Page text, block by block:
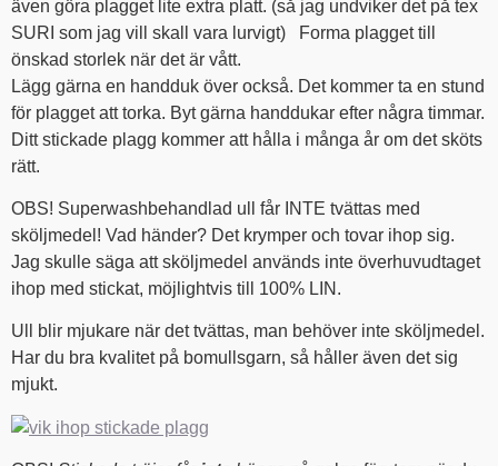
även göra plagget lite extra platt. (så jag undviker det på tex
SURI som jag vill skall vara lurvigt) Forma plagget till
önskad storlek när det är vått.
Lägg gärna en handduk över också. Det kommer ta en stund
för plagget att torka. Byt gärna handdukar efter några timmar.
Ditt stickade plagg kommer att hålla i många år om det sköts
rätt.
OBS! Superwashbehandlad ull får INTE tvättas med
sköljmedel! Vad händer? Det krymper och tovar ihop sig.
Jag skulle säga att sköljmedel används inte överhuvudtaget
ihop med stickat, möjlightvis till 100% LIN.
Ull blir mjukare när det tvättas, man behöver inte sköljmedel.
Har du bra kvalitet på bomullsgarn, så håller även det sig
mjukt.